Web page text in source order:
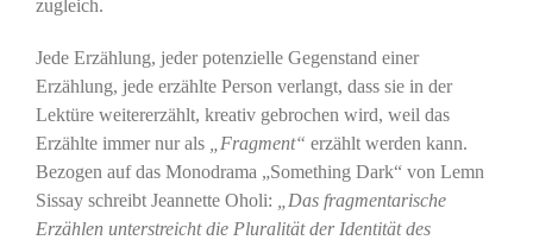
zugleich.
Jede Erzählung, jeder potenzielle Gegenstand einer
Erzählung, jede erzählte Person verlangt, dass sie in der
Lektüre weitererzählt, kreativ gebrochen wird, weil das
Erzählte immer nur als
„Fragment“ erzählt werden kann.
Bezogen auf das Monodrama „Something Dark“ von Lemn
Sissay schreibt Jeannette Oholi:
„Das fragmentarische
Erzählen unterstreicht die Pluralität der Identität des